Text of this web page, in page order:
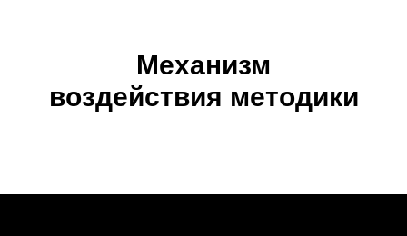
Механизм
воздействия методики